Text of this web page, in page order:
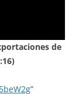
de
”